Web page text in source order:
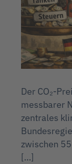
Der CO₂-
messbarer
zentrales
zwischen
[…]